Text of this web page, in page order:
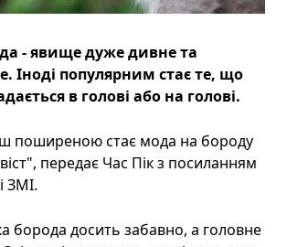
- явище дуже дивне та
Іноді популярним стає те, що
в голові або на голові.
поширеною стає мода на бороду
передає Час Пік з посиланням
ЗМІ.
борода досить забавно, а головне